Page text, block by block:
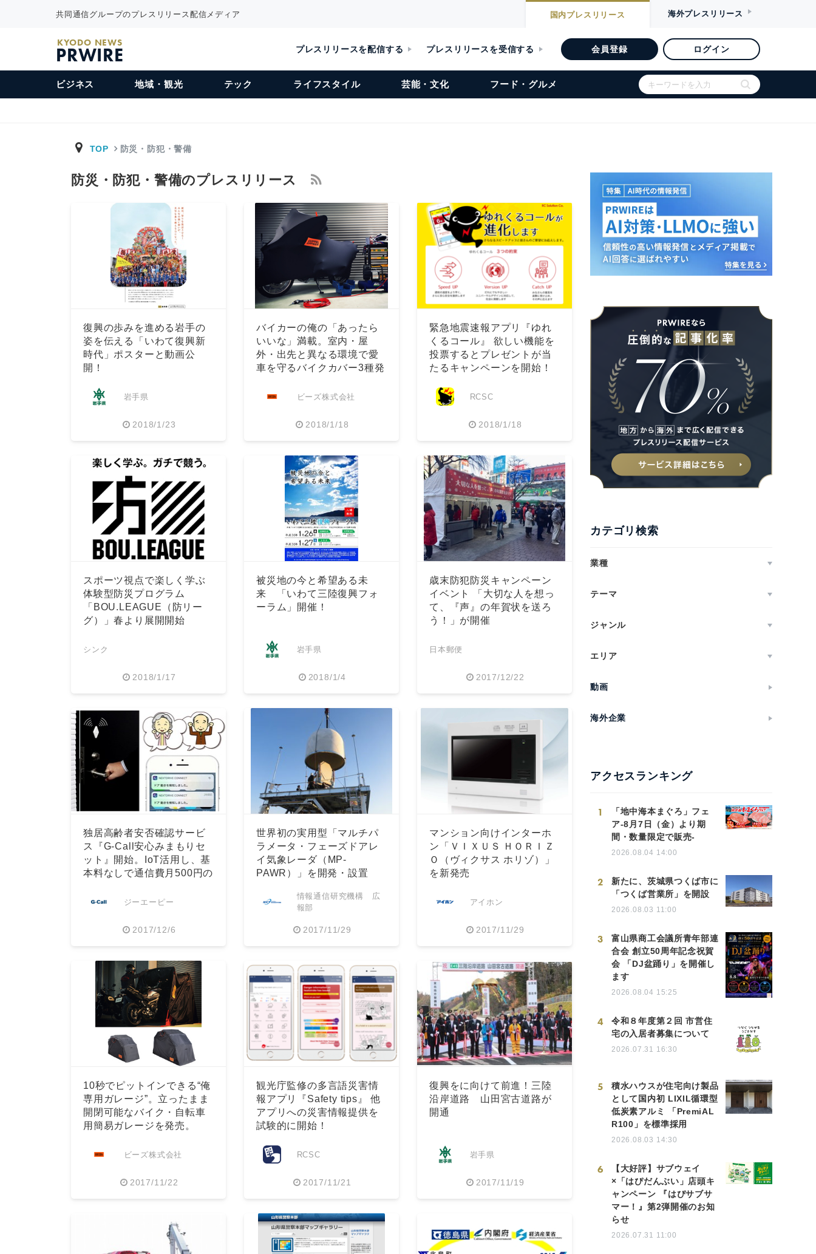
共同通信グループのプレスリリース配信メディア 国内プレスリリース 海外プレスリリース
KYODO NEWS
PRWIRE プレスリリースを配信する プレスリリースを受信する 会員登録 ログイン
ビジネス 地域・観光 テック ライフスタイル 芸能・文化 フード・グルメ
TOP 防災・防犯・警備
防災・防犯・警備のプレスリリース
復興の歩みを進める岩手の
姿を伝える「いわて復興新
時代」ポスターと動画公
開！
岩手県
2018/1/23
バイカーの俺の「あったら
いいな」満載。室内・屋
外・出先と異なる環境で愛
車を守るバイクカバー3種発
ビーズ株式会社
2018/1/18
緊急地震速報アプリ『ゆれ
くるコール』 欲しい機能を
投票するとプレゼントが当
たるキャンペーンを開始！
RCSC
2018/1/18
スポーツ視点で楽しく学ぶ
体験型防災プログラム
「BOU.LEAGUE（防リー
グ）」春より展開開始
シンク
2018/1/17
被災地の今と希望ある未
来 「いわて三陸復興フォ
ーラム」開催！
岩手県
2018/1/4
歳末防犯防災キャンペーン
イベント 「大切な人を想っ
て、『声』の年賀状を送ろ
う！」が開催
日本郵便
2017/12/22
独居高齢者安否確認サービ
ス『G-Call安心みまもりセ
ット』開始。IoT活用し、基
本料なしで通信費月500円の
ジーエーピー
2017/12/6
世界初の実用型「マルチパ
ラメータ・フェーズドアレ
イ気象レーダ（MP-
PAWR）」を開発・設置
情報通信研究機構 広
報部
2017/11/29
マンション向けインターホ
ン「ＶＩＸＵＳ ＨＯＲＩＺ
Ｏ（ヴィクサス ホリゾ）」
を新発売
アイホン
2017/11/29
10秒でピットインできる“俺
専用ガレージ”。立ったまま
開閉可能なバイク・自転車
用簡易ガレージを発売。
ビーズ株式会社
2017/11/22
観光庁監修の多言語災害情
報アプリ『Safety tips』 他
アプリへの災害情報提供を
試験的に開始！
RCSC
2017/11/21
復興をに向けて前進！三陸
沿岸道路 山田宮古道路が
開通
岩手県
2017/11/19
カテゴリ検索
業種
テーマ
ジャンル
エリア
動画
海外企業
アクセスランキング
1
「地中海本まぐろ」フェ
ア-8月7日（金）より期
間・数量限定で販売-
2026.08.04 14:00
2
新たに、茨城県つくば市に
「つくば営業所」を開設
2026.08.03 11:00
3
富山県商工会議所青年部連
合会 創立50周年記念祝賀
会 「DJ盆踊り」を開催し
ます
2026.08.04 15:25
4
令和８年度第２回 市営住
宅の入居者募集について
2026.07.31 16:30
5
積水ハウスが住宅向け製品
として国内初 LIXIL循環型
低炭素アルミ 「PremiAL
R100」を標準採用
2026.08.03 14:30
6
【大好評】サブウェイ
×「はぴだんぶい」店頭キ
ャンペーン 『はぴサブサ
マー！』第2弾開催のお知
らせ
2026.07.31 11:00